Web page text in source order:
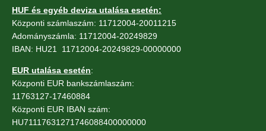
HUF és egyéb deviza utalása esetén:
Központi számlaszám: 11712004-20011215
Adományszámla: 11712004-20249829
IBAN: HU21 11712004-20249829-00000000
EUR utalása esetén:
Központi EUR bankszámlaszám:
11763127-17460884
Központi EUR IBAN szám:
HU71117631271746088400000000